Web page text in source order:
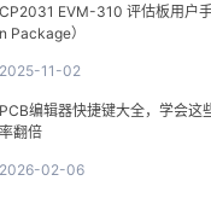
CP2031 EVM-310 评估板用户
n Package）
2025-11-02
PCB编辑器快捷键大全，学会这
率翻倍
2026-02-06